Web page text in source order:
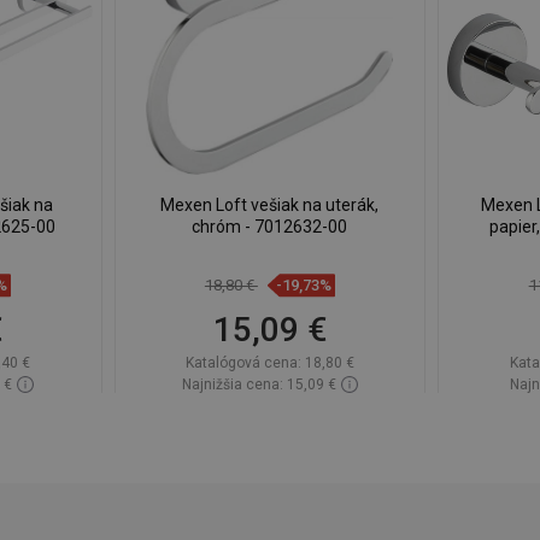
na
00
€
€
Mexen Loft vešiak na uterák,
chróm - 7012632-00
18,80 € -19,73%
15,09 €
Katalógová cena: 18,80 €
Najnižšia cena: 15,09 €
Mexen